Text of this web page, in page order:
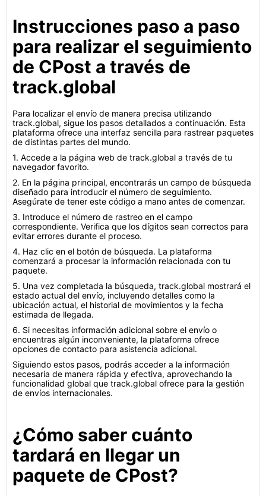
Instrucciones paso a paso
para realizar el seguimiento
de CPost a través de
track.global
Para localizar el envío de manera precisa utilizando
track.global, sigue los pasos detallados a continuación. Esta
plataforma ofrece una interfaz sencilla para rastrear paquetes
de distintas partes del mundo.
1. Accede a la página web de track.global a través de tu
navegador favorito.
2. En la página principal, encontrarás un campo de búsqueda
diseñado para introducir el número de seguimiento.
Asegúrate de tener este código a mano antes de comenzar.
3. Introduce el número de rastreo en el campo
correspondiente. Verifica que los dígitos sean correctos para
evitar errores durante el proceso.
4. Haz clic en el botón de búsqueda. La plataforma
comenzará a procesar la información relacionada con tu
paquete.
5. Una vez completada la búsqueda, track.global mostrará el
estado actual del envío, incluyendo detalles como la
ubicación actual, el historial de movimientos y la fecha
estimada de llegada.
6. Si necesitas información adicional sobre el envío o
encuentras algún inconveniente, la plataforma ofrece
opciones de contacto para asistencia adicional.
Siguiendo estos pasos, podrás acceder a la información
necesaria de manera rápida y efectiva, aprovechando la
funcionalidad global que track.global ofrece para la gestión
de envíos internacionales.
¿Cómo saber cuánto
tardará en llegar un
paquete de CPost?